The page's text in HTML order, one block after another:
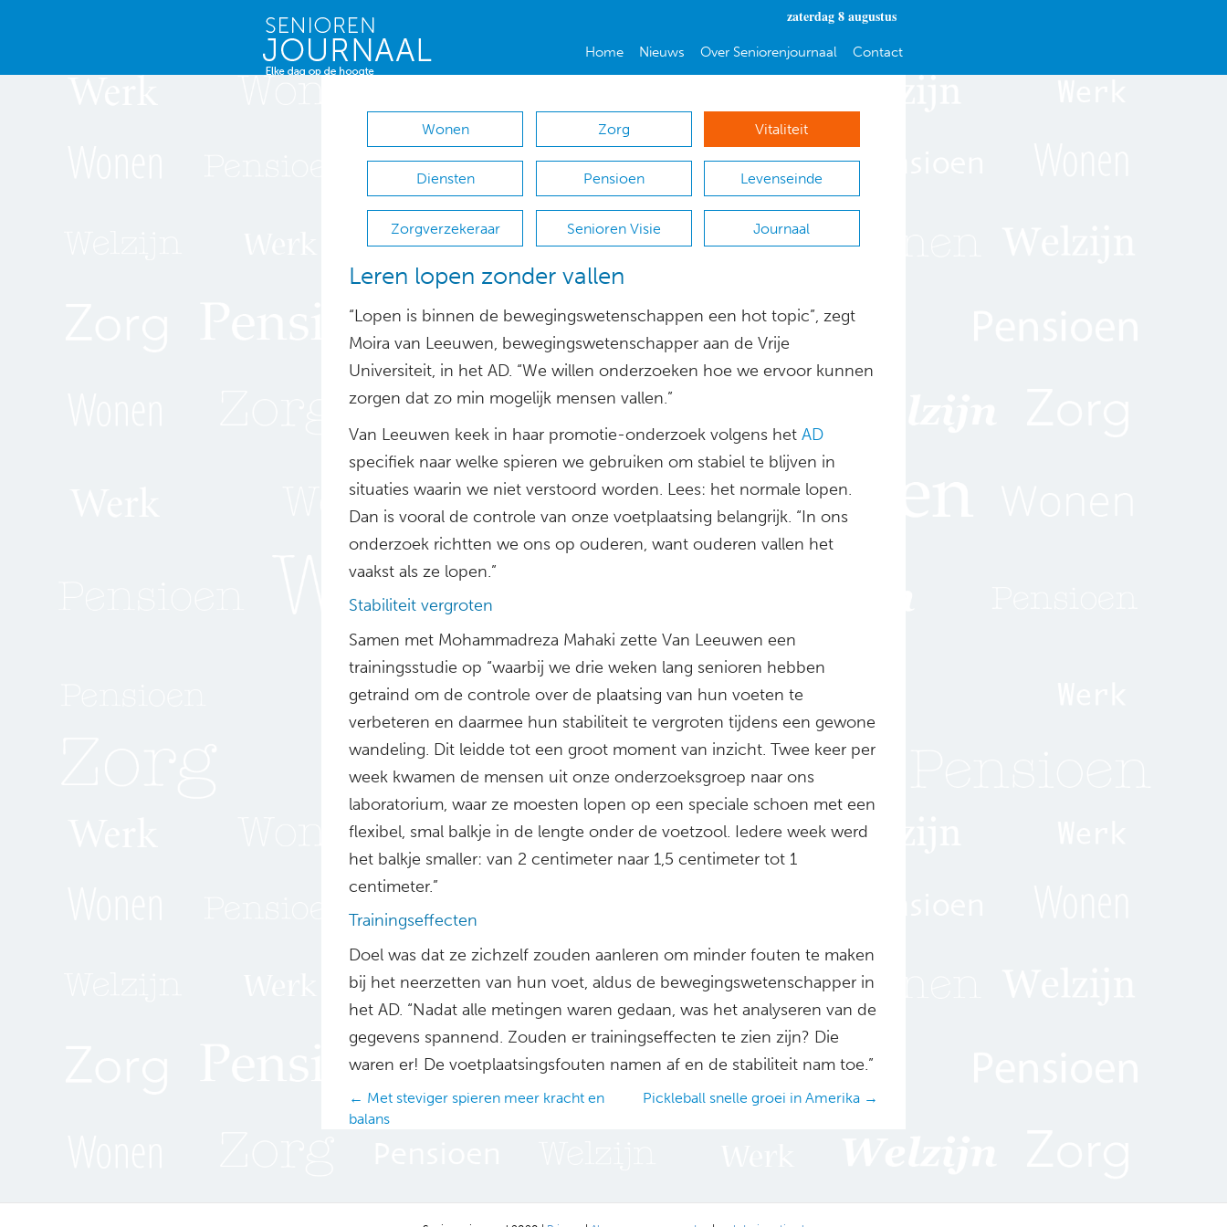
zaterdag 8 augustus
Home Nieuws Over Seniorenjournaal Contact
Wonen Zorg Vitaliteit
Diensten Pensioen Levenseinde
Zorgverzekeraar Senioren Visie Journaal
Leren lopen zonder vallen
“Lopen is binnen de bewegingswetenschappen een hot topic”, zegt
Moira van Leeuwen, bewegingswetenschapper aan de Vrije
Universiteit, in het AD. “We willen onderzoeken hoe we ervoor kunnen
zorgen dat zo min mogelijk mensen vallen.”
Van Leeuwen keek in haar promotie-onderzoek volgens het AD
specifiek naar welke spieren we gebruiken om stabiel te blijven in
situaties waarin we niet verstoord worden. Lees: het normale lopen.
Dan is vooral de controle van onze voetplaatsing belangrijk. “In ons
onderzoek richtten we ons op ouderen, want ouderen vallen het
vaakst als ze lopen.”
Stabiliteit vergroten
Samen met Mohammadreza Mahaki zette Van Leeuwen een
trainingsstudie op “waarbij we drie weken lang senioren hebben
getraind om de controle over de plaatsing van hun voeten te
verbeteren en daarmee hun stabiliteit te vergroten tijdens een gewone
wandeling. Dit leidde tot een groot moment van inzicht. Twee keer per
week kwamen de mensen uit onze onderzoeksgroep naar ons
laboratorium, waar ze moesten lopen op een speciale schoen met een
flexibel, smal balkje in de lengte onder de voetzool. Iedere week werd
het balkje smaller: van 2 centimeter naar 1,5 centimeter tot 1
centimeter.”
Trainingseffecten
Doel was dat ze zichzelf zouden aanleren om minder fouten te maken
bij het neerzetten van hun voet, aldus de bewegingswetenschapper in
het AD. “Nadat alle metingen waren gedaan, was het analyseren van de
gegevens spannend. Zouden er trainingseffecten te zien zijn? Die
waren er! De voetplaatsingsfouten namen af en de stabiliteit nam toe.”
Posts
navigation
← Met steviger spieren meer kracht en
balans
Pickleball snelle groei in Amerika →